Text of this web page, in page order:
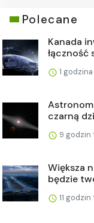
Polecane
Kanada
łączność
1
czarną
9 godzin
Większa
będzie
11